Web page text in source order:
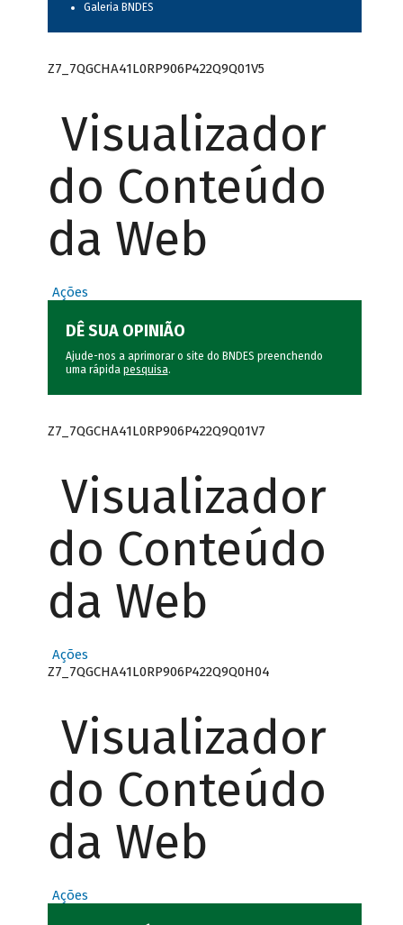
Galeria BNDES
Z7_7QGCHA41L0RP906P422Q9Q01V5
Visualizador
do Conteúdo
da Web
Ações
DÊ SUA OPINIÃO
Ajude-nos a aprimorar o site do BNDES preenchendo
uma rápida pesquisa.
Z7_7QGCHA41L0RP906P422Q9Q01V7
Visualizador
do Conteúdo
da Web
Ações
Z7_7QGCHA41L0RP906P422Q9Q0H04
Visualizador
do Conteúdo
da Web
Ações